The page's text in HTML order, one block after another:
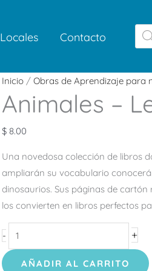
Locales Contacto de
Inicio / Obras de Aprendizaje para
Animales –
$ 8.00
Una novedosa colección de libros
ampliarán su vocabulario
dinosaurios. Sus páginas de
los convierten en libros perfectos
-
Animales
–
Levanta
Tapitas
+
AÑADIR AL CARRITO